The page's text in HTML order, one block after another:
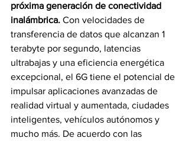
próxima generación de conectividad
inalámbrica. Con velocidades de
transferencia de datos que alcanzan 1
terabyte por segundo, latencias
ultrabajas y una eficiencia energética
excepcional, el 6G tiene el potencial de
impulsar aplicaciones avanzadas de
realidad virtual y aumentada, ciudades
inteligentes, vehículos autónomos y
mucho más. De acuerdo con las